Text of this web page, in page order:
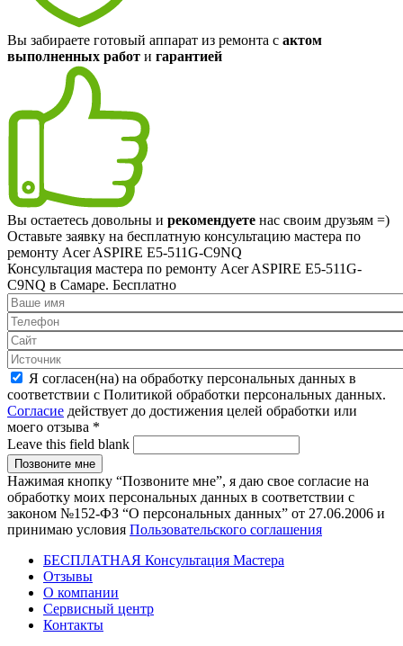
Вы забираете готовый аппарат из ремонта с актом
выполненных работ и гарантией
Вы остаетесь довольны и рекомендуете нас своим друзьям =)
Оставьте заявку на бесплатную консультацию мастера по
ремонту Acer ASPIRE E5-511G-C9NQ
Консультация мастера по ремонту Acer ASPIRE E5-511G-
C9NQ в Самаре. Бесплатно
Я согласен(на) на обработку персональных данных в
соответствии с Политикой обработки персональных данных.
Согласие действует до достижения целей обработки или
моего отзыва *
Leave this field blank
Нажимая кнопку “Позвоните мне”, я даю свое согласие на
обработку моих персональных данных в соответствии с
законом №152-ФЗ “О персональных данных” от 27.06.2006 и
принимаю условия Пользовательского соглашения
БЕСПЛАТНАЯ Консультация Мастера
Отзывы
О компании
Сервисный центр
Контакты